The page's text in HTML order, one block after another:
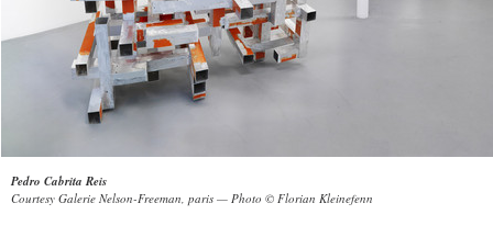
Pedro Cabrita Reis
Courtesy Galerie Nelson-Freeman, paris — Photo © Florian Kleinefenn